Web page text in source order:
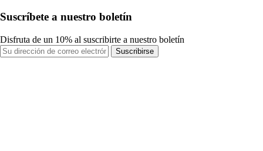
Suscríbete a nuestro boletín
Disfruta de un 10% al suscribirte a nuestro boletín
Suscribirse